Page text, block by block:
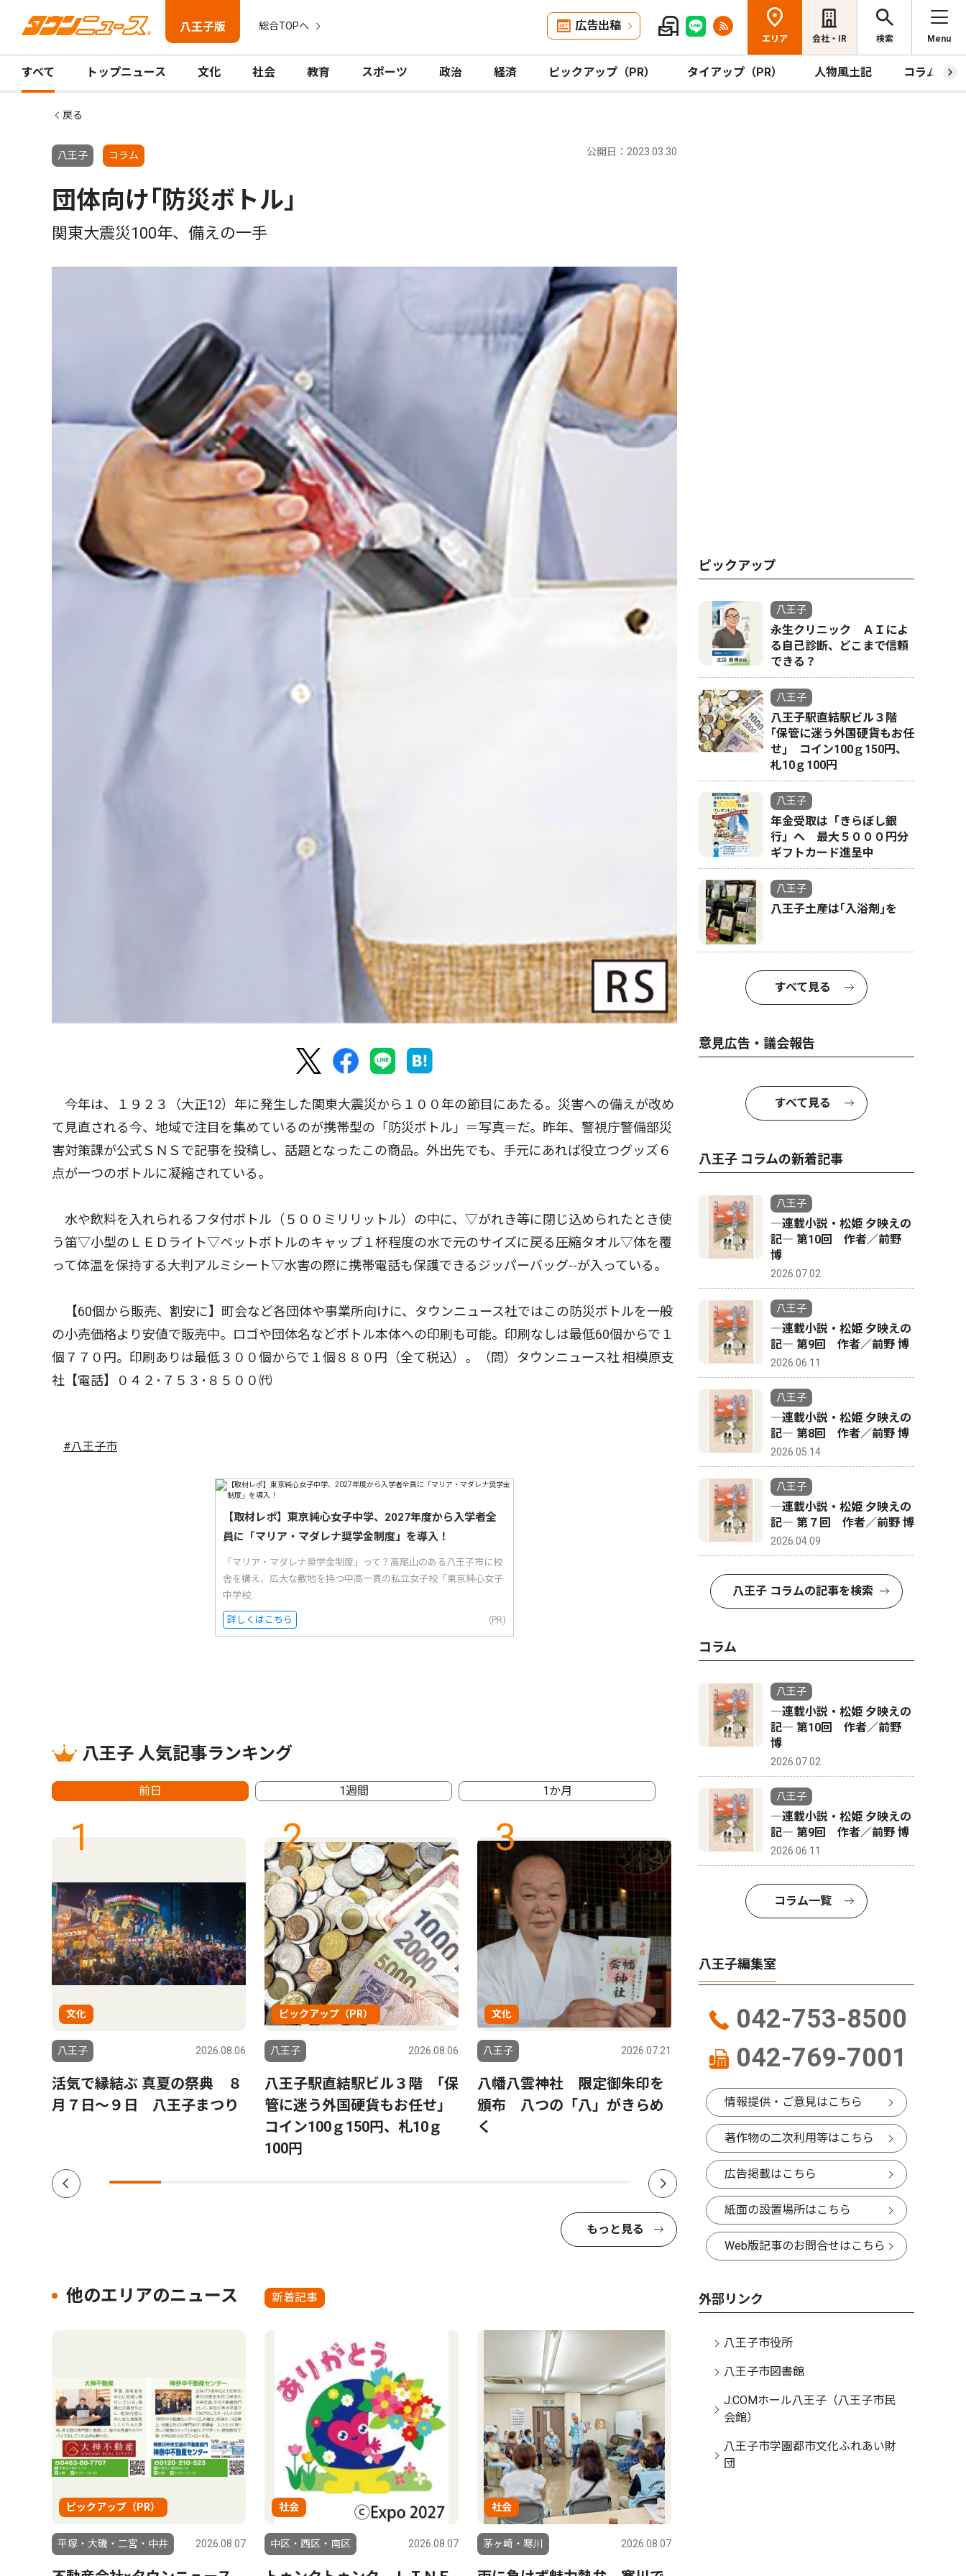
八王子版 総合TOPへ 広告出稿
エリア 会社・IR 検索 Menu
すべて トップニュース 文化 社会 教育 スポーツ 政治 経済 ピックアップ（PR） タイアップ（PR） 人物風土記 コラム
戻る
八王子 コラム 公開日：2023.03.30
団体向け｢防災ボトル｣
関東大震災100年、備えの一手
今年は、１９２３（大正12）年に発生した関東大震災から１００年の節目にあたる。災害への備えが改め
て見直される今、地域で注目を集めているのが携帯型の「防災ボトル」＝写真＝だ。昨年、警視庁警備部災
害対策課が公式ＳＮＳで記事を投稿し、話題となったこの商品。外出先でも、手元にあれば役立つグッズ６
点が一つのボトルに凝縮されている。
水や飲料を入れられるフタ付ボトル（５００ミリリットル）の中に、▽がれき等に閉じ込められたとき使
う笛▽小型のＬＥＤライト▽ペットボトルのキャップ１杯程度の水で元のサイズに戻る圧縮タオル▽体を覆
って体温を保持する大判アルミシート▽水害の際に携帯電話も保護できるジッパーバッグ--が入っている。
【60個から販売、割安に】町会など各団体や事業所向けに、タウンニュース社ではこの防災ボトルを一般
の小売価格より安値で販売中。ロゴや団体名などボトル本体への印刷も可能。印刷なしは最低60個からで１
個７７０円。印刷ありは最低３００個からで１個８８０円（全て税込）。（問）タウンニュース社 相模原支
社【電話】０４２･７５３･８５００㈹
#八王子市
【取材レポ】東京純心女子中学、2027年度から入学者全
員に「マリア・マダレナ奨学金制度」を導入！
「マリア・マダレナ奨学金制度」って？高尾山のある八王子市に校
舎を構え、広大な敷地を持つ中高一貫の私立女子校「東京純心女子
中学校...
詳しくはこちら (PR)
八王子 人気記事ランキング
前日 1週間 1か月
1
文化
八王子 2026.08.06
活気で縁結ぶ 真夏の祭典 ８
月７日〜９日 八王子まつり
2
ピックアップ（PR）
八王子 2026.08.06
八王子駅直結駅ビル３階 ｢保
管に迷う外国硬貨もお任せ｣
コイン100ｇ150円、札10ｇ
100円
3
文化
八王子 2026.07.21
八幡八雲神社 限定御朱印を
頒布 八つの「八」がきらめ
く
4
社会
八王子 2026.08.06
園」に役立てて 実践へ応援
金２００万円
ルーベリ
もっと見る
他のエリアのニュース 新着記事
ピックアップ（PR）
平塚・大磯・二宮・中井 2026.08.07
社会
中区・西区・南区 2026.08.07
社会
茅ヶ崎・寒川 2026.08.07
ピックアップ
八王子
永生クリニック ＡＩによ
る自己診断、どこまで信頼
できる？
八王子
八王子駅直結駅ビル３階
｢保管に迷う外国硬貨もお任
せ｣ コイン100ｇ150円、
札10ｇ100円
八王子
年金受取は「きらぼし銀
行」へ 最大５０００円分
ギフトカード進呈中
八王子
八王子土産は｢入浴剤｣を
すべて見る
意見広告・議会報告
すべて見る
八王子 コラムの新着記事
八王子
―連載小説・松姫 夕映えの
記― 第10回 作者／前野
博
2026.07.02
八王子
―連載小説・松姫 夕映えの
記― 第9回 作者／前野 博
2026.06.11
八王子
―連載小説・松姫 夕映えの
記― 第8回 作者／前野 博
2026.05.14
八王子
―連載小説・松姫 夕映えの
記― 第７回 作者／前野 博
2026.04.09
八王子 コラムの記事を検索
コラム
八王子
―連載小説・松姫 夕映えの
記― 第10回 作者／前野
博
2026.07.02
八王子
―連載小説・松姫 夕映えの
記― 第9回 作者／前野 博
2026.06.11
コラム一覧
八王子編集室
042-753-8500
042-769-7001
情報提供・ご意見はこちら
著作物の二次利用等はこちら
広告掲載はこちら
紙面の設置場所はこちら
Web版記事のお問合せはこちら
外部リンク
八王子市役所
八王子市図書館
J:COMホール八王子（八王子市民
会館）
八王子市学園都市文化ふれあい財
団